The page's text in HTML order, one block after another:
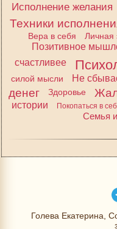
Исполнение желания
Техники
Вера в себя Личная
Позитивное
счастливее
силой мысли
Не
денег
Здоровье
истории
Покопаться в
Семья
Голева Екатерина,